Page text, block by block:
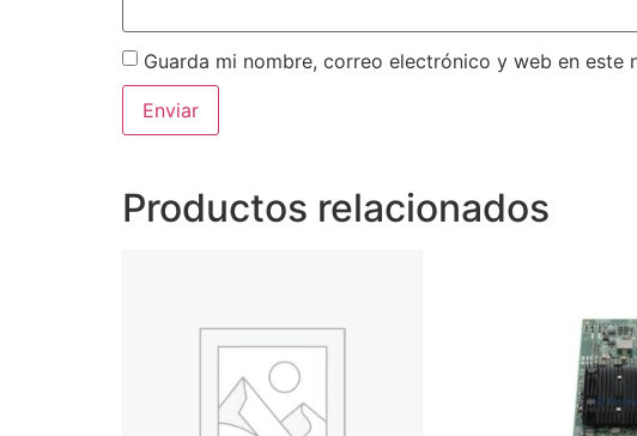
Guarda mi nombre, correo electrónico y web en
Productos relacionados